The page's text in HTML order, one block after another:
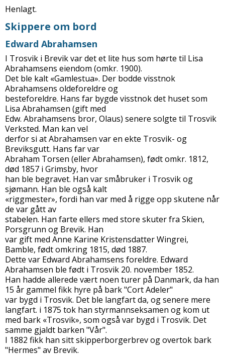
Henlagt.
Skippere om bord
Edward Abrahamsen
I Trosvik i Brevik var det et lite hus som hørte til Lisa
Abrahamsens eiendom (omkr. 1900).
Det ble kalt «Gamlestua». Der bodde visstnok
Abrahamsens oldeforeldre og
besteforeldre. Hans far bygde visstnok det huset som
Lisa Abrahamsen (gift med
Edw. Abrahamsens bror, Olaus) senere solgte til Trosvik
Verksted. Man kan vel
derfor si at Abrahamsen var en ekte Trosvik- og
Breviksgutt. Hans far var
Abraham Torsen (eller Abrahamsen), født omkr. 1812,
død 1857 i Grimsby, hvor
han ble begravet. Han var småbruker i Trosvik og
sjømann. Han ble også kalt
«riggmester», fordi han var med å rigge opp skutene når
de var gått av
stabelen. Han farte ellers med store skuter fra Skien,
Porsgrunn og Brevik. Han
var gift med Anne Karine Kristensdatter Wingrei,
Bamble, født omkring 1815, død 1887.
Dette var Edward Abrahamsens foreldre. Edward
Abrahamsen ble født i Trosvik 20. november 1852.
Han hadde allerede vært noen turer på Danmark, da han
15 år gammel fikk hyre på bark "Cort Adeler"
var bygd i Trosvik. Det ble langfart da, og senere mere
langfart. i 1875 tok han styrmannseksamen og kom ut
med bark «Trosvik», som også var bygd i Trosvik. Det
samme gjaldt barken "Vår".
I 1882 fikk han sitt skipperborgerbrev og overtok bark
"Hermes" av Brevik.